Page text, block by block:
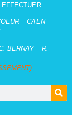
– CAEN
BERNAY – R.